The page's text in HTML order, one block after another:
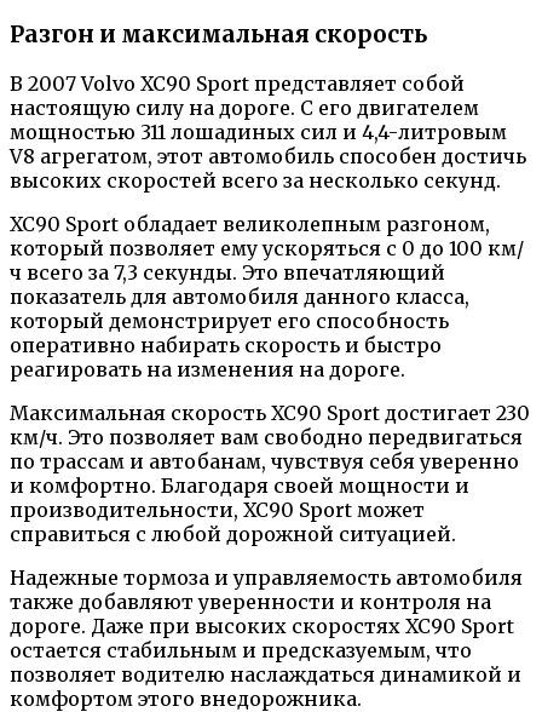
Разгон и максимальная скорость
В 2007 Volvo XC90 Sport представляет собой
настоящую силу на дороге. С его двигателем
мощностью 311 лошадиных сил и 4,4-литровым
V8 агрегатом, этот автомобиль способен достичь
высоких скоростей всего за несколько секунд.
XC90 Sport обладает великолепным разгоном,
который позволяет ему ускоряться с 0 до 100 км/
ч всего за 7,3 секунды. Это впечатляющий
показатель для автомобиля данного класса,
который демонстрирует его способность
оперативно набирать скорость и быстро
реагировать на изменения на дороге.
Максимальная скорость XC90 Sport достигает 230
км/ч. Это позволяет вам свободно передвигаться
по трассам и автобанам, чувствуя себя уверенно
и комфортно. Благодаря своей мощности и
производительности, XC90 Sport может
справиться с любой дорожной ситуацией.
Надежные тормоза и управляемость автомобиля
также добавляют уверенности и контроля на
дороге. Даже при высоких скоростях XC90 Sport
остается стабильным и предсказуемым, что
позволяет водителю наслаждаться динамикой и
комфортом этого внедорожника.